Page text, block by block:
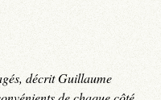
décrit Guillaume